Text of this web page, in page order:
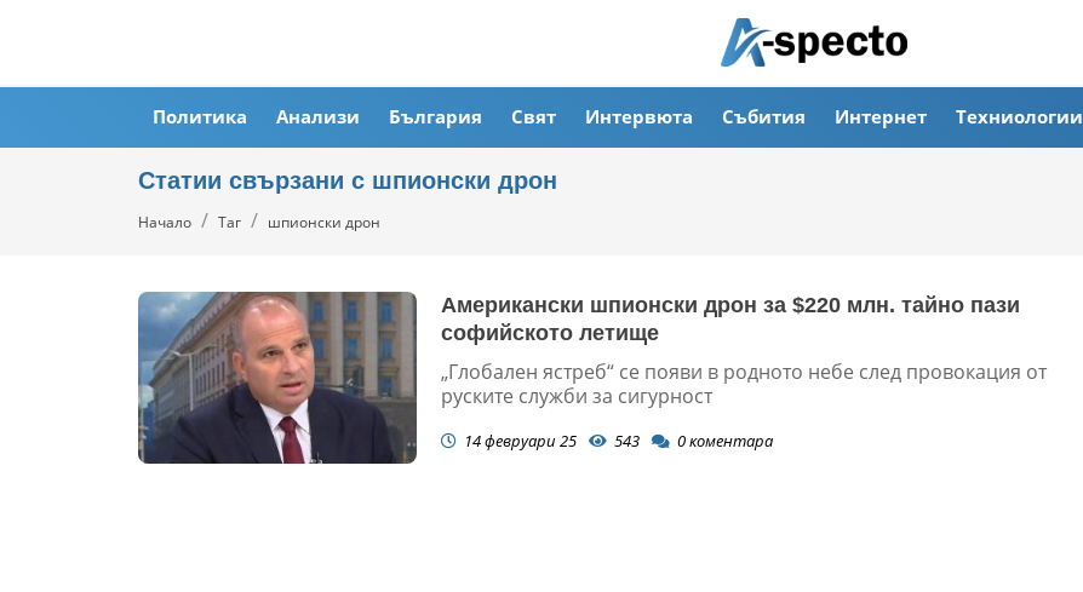
Политика Анализи България Свят Интервюта Събития Интернет Техниологии
Статии свързани с шпионски дрон
Начало Таг шпионски дрон
Американски шпионски дрон за $220 млн. тайно пази
софийското летище
„Глобален ястреб“ се появи в родното небе след провокация от
руските служби за сигурност
14 февруари 25 543 0коментара